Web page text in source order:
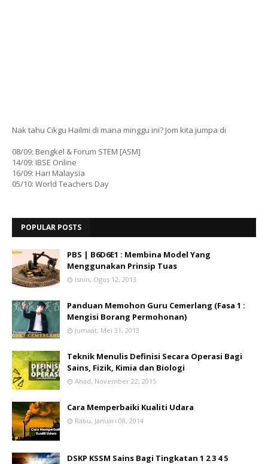
Nak tahu Cikgu Hailmi di mana minggu ini? Jom kita jumpa di
08/09: Bengkel & Forum STEM [ASM]
14/09: IBSE Online
16/09: Hari Malaysia
05/10: World Teachers Day
POPULAR POSTS
PBS | B6D6E1 : Membina Model Yang
Menggunakan Prinsip Tuas
Isnin, Ogos 12, 2013
Panduan Memohon Guru Cemerlang (Fasa 1 :
Mengisi Borang Permohonan)
Jumaat, Mei 31, 2013
Teknik Menulis Definisi Secara Operasi Bagi
Sains, Fizik, Kimia dan Biologi
Ahad, November 22, 2015
Cara Memperbaiki Kualiti Udara
Rabu, Januari 08, 2014
DSKP KSSM Sains Bagi Tingkatan 1 2 3 4 5